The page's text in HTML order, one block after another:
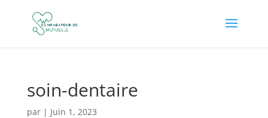
soin-dentaire
par | Juin 1, 2023